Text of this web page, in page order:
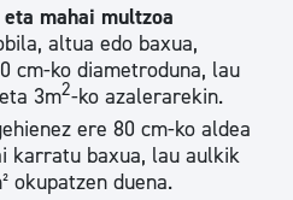
mahai multzoa
altua edo baxua,
cm-ko diametroduna, lau
3m2-ko azalerarekin.
ere 80 cm-ko aldea
karratu baxua, lau aulkik
okupatzen duena.